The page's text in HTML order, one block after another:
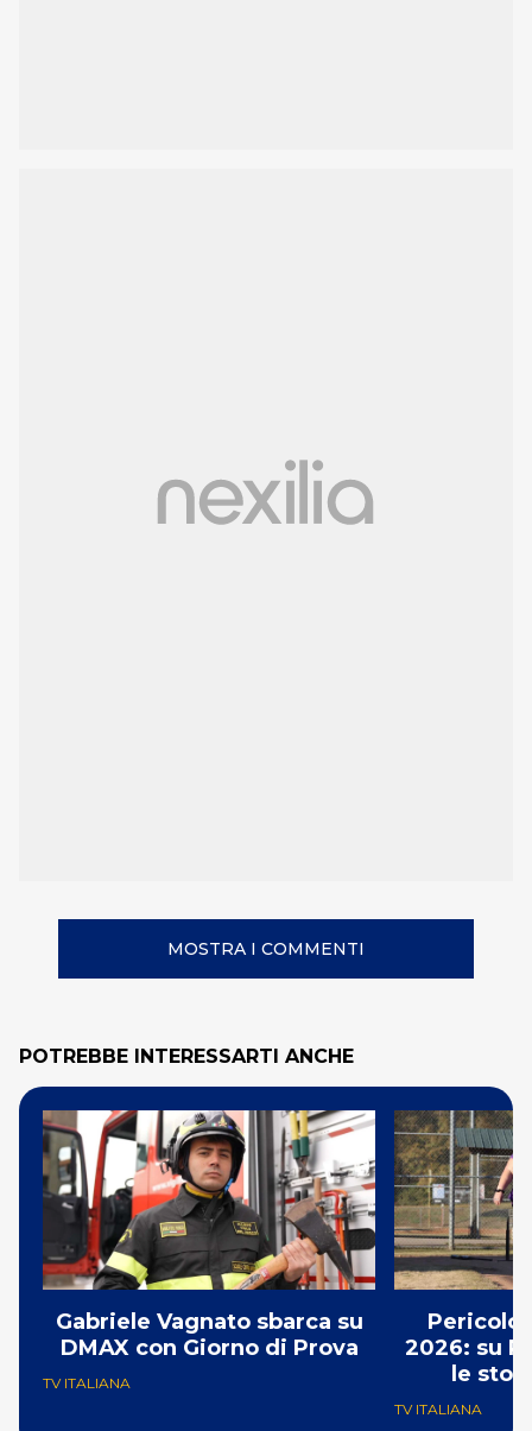
MOSTRA I COMMENTI
POTREBBE INTERESSARTI ANCHE
Gabriele Vagnato sbarca su
DMAX con Giorno di Prova
TV ITALIANA
2026: su
le
TV ITALIANA